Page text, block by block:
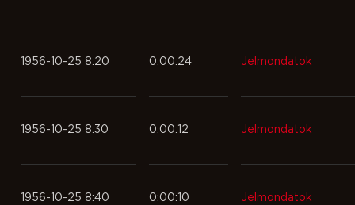
1956-10-25 8:20 0:00:24 Jelmondatok
1956-10-25 8:30 0:00:12 Jelmondatok
1956-10-25 8:40 0:00:10 Jelmondatok